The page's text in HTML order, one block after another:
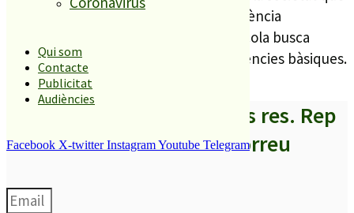
Qui som
Contacte
Publicitat
Audiències
Facebook X-twitter InstagramYoutube Telegram
fa la institució juntament amb l’experiència
pedagògica dels professionals de l’escola busca
l’adquisició de coneixement i competències bàsiques.
A partir d’ara no et perdis res. Rep
els titulars al teu correu